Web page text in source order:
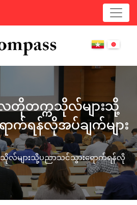
တိုတက္ကသိုလ်များသို့
က်ရန်လိုအပ်ချက်များ
များသို့ပညာသင်သွားရောက်ရန်လို